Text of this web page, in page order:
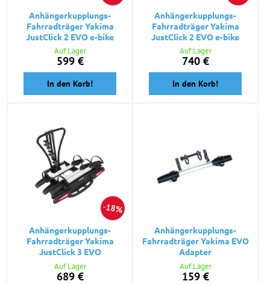
Anhängerkupplungs-
Fahrradträger Yakima
JustClick 2 EVO e-bike
Auf Lager
599 €
In den Korb!
Anhängerkupplungs-
Fahrradträger Yakima
JustClick 2 EVO e-bike
Auf Lager
740 €
In den Korb!
18%
Anhängerkupplungs-
Fahrradträger Yakima
JustClick 3 EVO
Auf Lager
689 €
Anhängerkupplungs-
Fahrradträger Yakima EVO
Adapter
Auf Lager
159 €